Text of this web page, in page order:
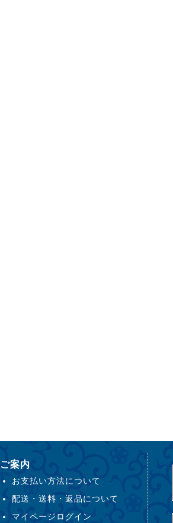
ご案内
お支払い方法について
配送・送料・返品について
マイページログイン